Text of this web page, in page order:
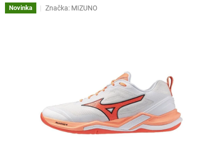
Novinka Značka: MIZUNO